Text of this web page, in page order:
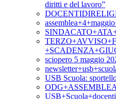
diritti e del lavoro”
sciopero 5 maggio
USB Scuola: